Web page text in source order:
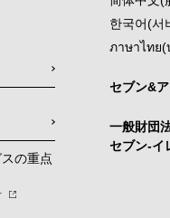
の重点
한국어(서
ภาษาไทย(
セブン&
一般財団
セブン-イ